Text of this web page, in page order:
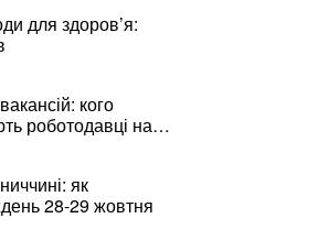
для здоров’я:
кого
роботодавці на
як
28-29 жовтня